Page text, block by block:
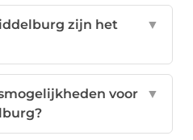
zijn het
▼
voor
▼